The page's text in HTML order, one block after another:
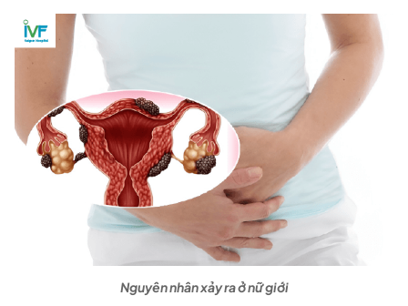
Nguyên nhân xảy ra ở nữ giới